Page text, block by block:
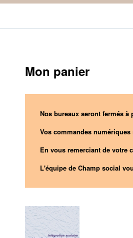
Mon panier
Nos bureaux seront fermés
Vos commandes
En vous remerciant de votre
L'équipe de Champ social